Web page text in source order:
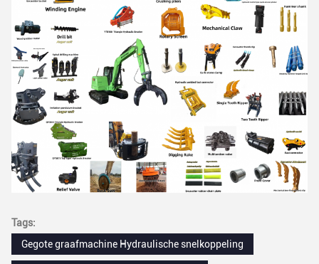
Tags:
Gegote graafmachine Hydraulische snelkoppeling